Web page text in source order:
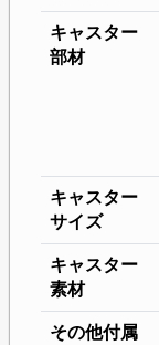
キャスター
部材
キャスター
サイズ
キャスター
素材
その他付属